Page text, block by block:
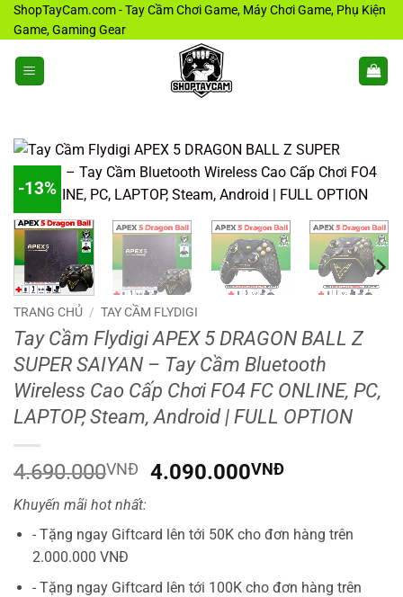
Bỏ
qua
nội
dung
ShopTayCam.com - Tay Cầm Chơi Game, Máy Chơi Game, Phụ Kiện
Game, Gaming Gear
-13%
TRANG CHỦ / TAY CẦM FLYDIGI
Tay Cầm Flydigi APEX 5 DRAGON BALL Z
SUPER SAIYAN – Tay Cầm Bluetooth
Wireless Cao Cấp Chơi FO4 FC ONLINE, PC,
LAPTOP, Steam, Android | FULL OPTION
4.690.000VNĐ
Giá
4.690.000VNĐ.
4.090.000VNĐGiá
là:
Khuyến mãi hot nhất:
- Tặng ngay Giftcard lên tới 50K cho đơn hàng trên
2.000.000 VNĐ
- Tặng ngay Giftcard lên tới 100K cho đơn hàng trên